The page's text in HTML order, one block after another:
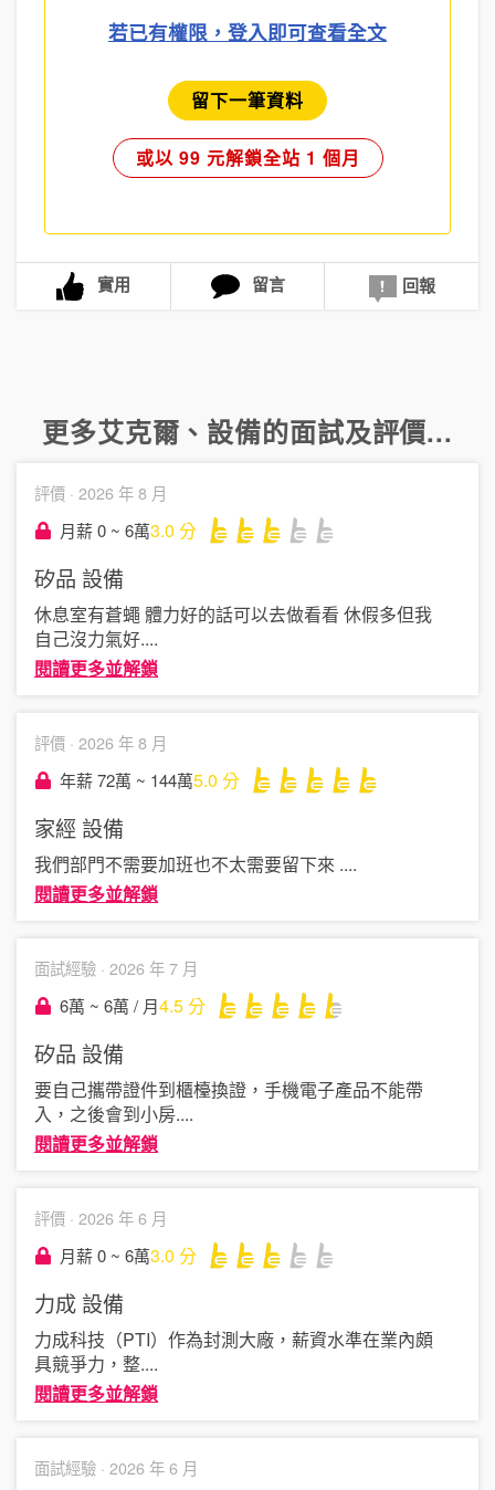
若已有權限，登入即可查看全文
留下一筆資料
或以 99 元解鎖全站 1 個月
實用 留言 回報
更多艾克爾 、 設備的面試及評價...
評價 · 2026 年 8 月
月薪 0 ~ 6萬3.0 分
矽品 設備
休息室有蒼蠅 體力好的話可以去做看看 休假多但我
自己沒力氣好....
閱讀更多並解鎖
評價 · 2026 年 8 月
年薪 72萬 ~ 144萬5.0 分
家經 設備
我們部門不需要加班也不太需要留下來 ....
閱讀更多並解鎖
面試經驗 · 2026 年 7 月
6萬 ~ 6萬 / 月4.5分
矽品 設備
要自己攜帶證件到櫃檯換證，手機電子產品不能帶
入，之後會到小房....
閱讀更多並解鎖
評價 · 2026 年 6 月
月薪 0 ~ 6萬3.0 分
力成 設備
力成科技（PTI）作為封測大廠，薪資水準在業內頗
具競爭力，整....
閱讀更多並解鎖
面試經驗 · 2026 年 6 月